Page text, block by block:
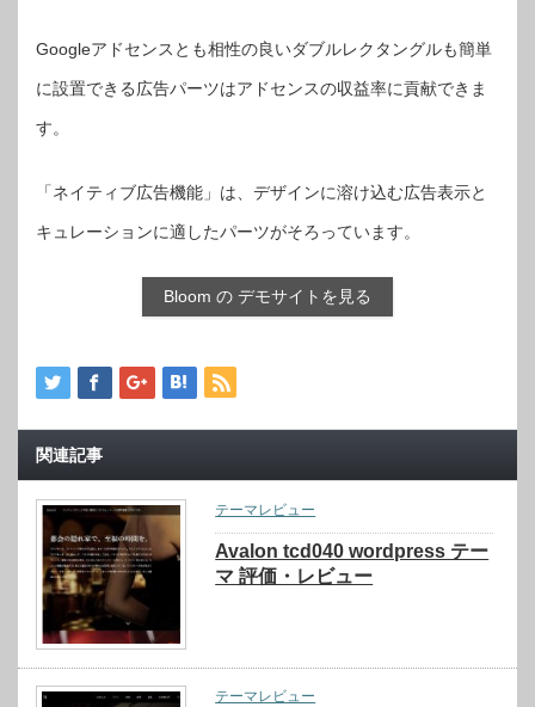
Googleアドセンスとも相性の良いダブルレクタングルも簡単
に設置できる広告パーツはアドセンスの収益率に貢献できま
す。
「ネイティブ広告機能」は、デザインに溶け込む広告表示と
キュレーションに適したパーツがそろっています。
Bloom の デモサイトを見る
関連記事
テーマレビュー
Avalon tcd040 wordpress テー
マ 評価・レビュー
テーマレビュー